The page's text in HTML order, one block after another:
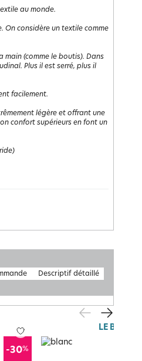
au monde.
On considère un textile comme
(comme le boutis). Dans
Plus il est serré, plus il
facilement.
légère et offrant une
confort supérieurs en font un
Descriptif détaillé
-30%
LE BLANC